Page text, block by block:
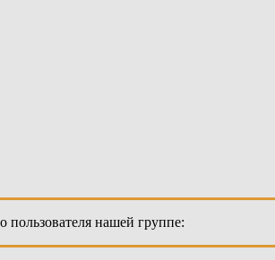
пользователя нашей группе: